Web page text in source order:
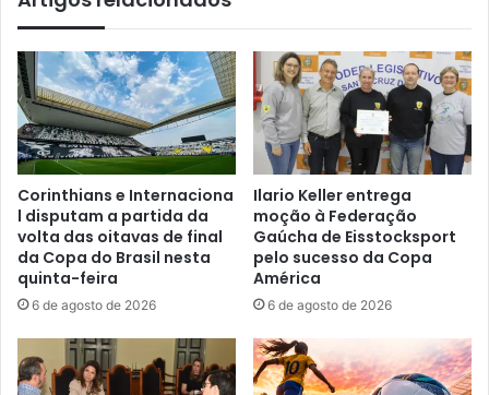
Corinthians e Internaciona
l disputam a partida da
volta das oitavas de final
da Copa do Brasil nesta
quinta-feira
6 de agosto de 2026
Ilario Keller entrega
moção à Federação
Gaúcha de Eisstocksport
pelo sucesso da Copa
América
6 de agosto de 2026